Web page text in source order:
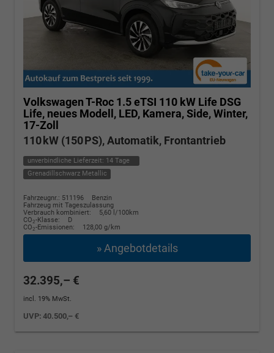
Volkswagen T-Roc 1.5 eTSI 110 kW Life DSG
Life, neues Modell, LED, Kamera, Side, Winter,
17-Zoll
110 kW (150 PS), Automatik, Frontantrieb
unverbindliche Lieferzeit: 14 Tage
Grenadillschwarz Metallic
Fahrzeugnr.: 511196
Benzin
Fahrzeug mit Tageszulassung
Verbrauch kombiniert:
5,60 l/100km
CO2-Klasse:
D
CO2-Emissionen: 128,00 g/km
» Angebotdetails
32.395,– €
incl. 19% MwSt.
UVP:40.500,– €